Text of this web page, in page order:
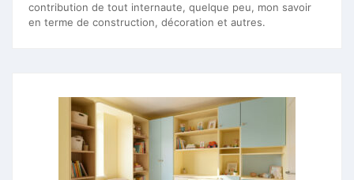
contribution de tout internaute, quelque peu, mon savoir
en terme de construction, décoration et autres.